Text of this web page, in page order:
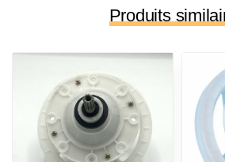
Produits